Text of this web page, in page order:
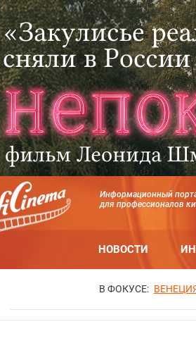
Информационный
для профессионалов
НОВОСТИ
В ФОКУСЕ: